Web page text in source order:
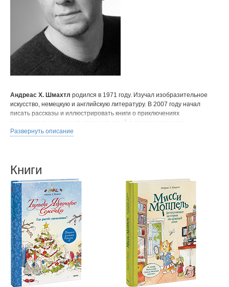
Андреас Х. Шмахтл родился в 1971 году. Изучал изобразительное
искусство, немецкую и английскую литературу. В 2007 году начал
писать рассказы и иллюстрировать книги о приключениях
очаровательных мышат, кроликов, ежей и других маленьких
существ. Серия про мышку Тильду Яблочное Семечко стала
с 2016 года транслируется на детском телеканале KiKA.
Развернуть описание
Книги